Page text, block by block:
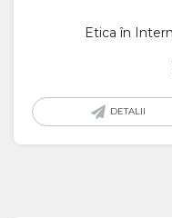
Etica în
DETALII